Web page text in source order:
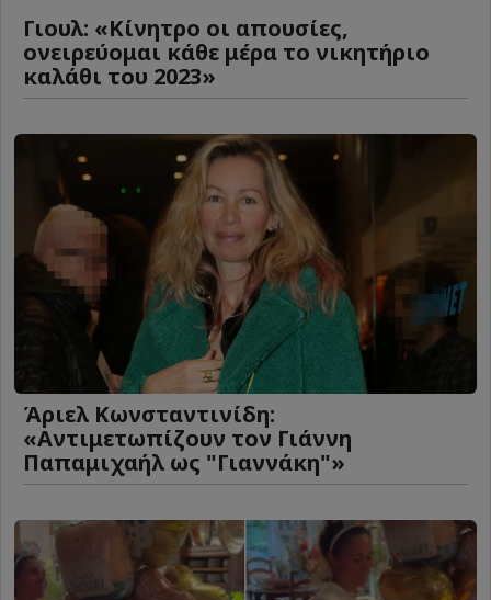
Γιουλ: «Κίνητρο οι απουσίες,
ονειρεύομαι κάθε μέρα το νικητήριο
καλάθι του 2023»
Άριελ Κωνσταντινίδη:
«Αντιμετωπίζουν τον Γιάννη
Παπαμιχαήλ ως "Γιαννάκη"»